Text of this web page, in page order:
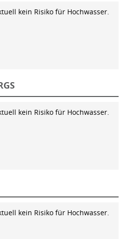
kein Risiko für Hochwasser.
kein Risiko für Hochwasser.
kein Risiko für Hochwasser.